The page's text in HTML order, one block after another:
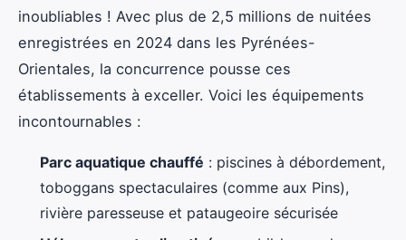
inoubliables ! Avec plus de 2,5 millions de nuitées
enregistrées en 2024 dans les Pyrénées-
Orientales, la concurrence pousse ces
établissements à exceller. Voici les équipements
incontournables :
Parc aquatique chauffé : piscines à débordement,
toboggans spectaculaires (comme aux Pins),
rivière paresseuse et pataugeoire sécurisée